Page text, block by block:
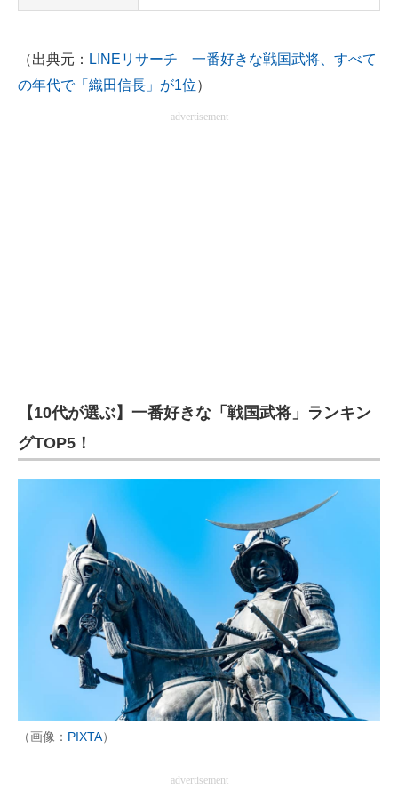
（出典元： LINEリサーチ 一番好きな戦国武将、すべて
の年代で「織田信長」が1位）
advertisement
【10代が選ぶ】一番好きな「戦国武将」ランキン
グTOP5！
（画像： PIXTA）
advertisement